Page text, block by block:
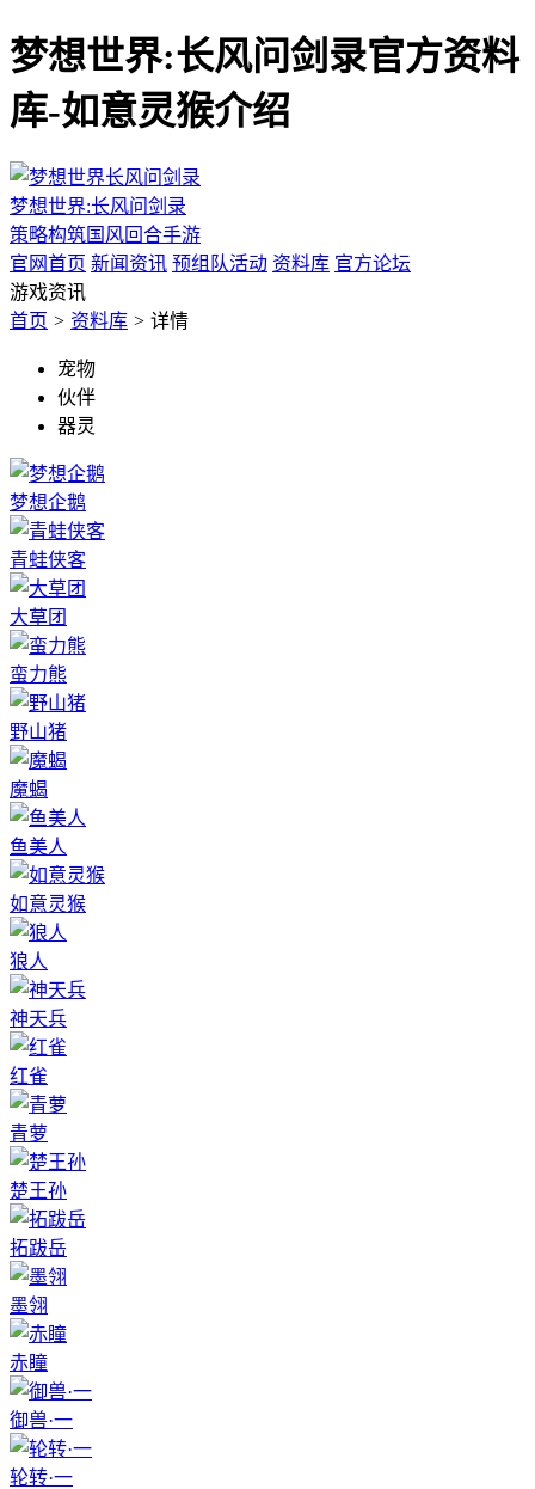
梦想世界:长风问剑录官方资料
库-如意灵猴介绍
梦想世界:长风问剑录
策略构筑国风回合手游
官网首页 新闻资讯 预组队活动 资料库 官方论坛
游戏资讯
首页 > 资料库 > 详情
宠物
伙伴
器灵
梦想企鹅
青蛙侠客
大草团
蛮力熊
野山猪
魔蝎
鱼美人
如意灵猴
狼人
神天兵
红雀
青萝
楚王孙
拓跋岳
墨翎
赤瞳
御兽·一
轮转·一